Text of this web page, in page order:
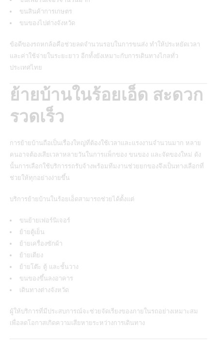
ขนสินค้าการเกษตร
ขนของไปต่างจังหวัด
ข้อดีของรถหกล้อคือช่วยลดจำนวนรอบในการขนส่ง ทำให้ประหยัดเวลา
และค่าใช้จ่ายในระยะยาว อีกทั้งยังเหมาะกับการเดินทางไกลทั่ว
ประเทศไทย
ย้ายบ้านในร้อยเอ็ด สะดวก
รวดเร็ว
การย้ายบ้านถือเป็นเรื่องใหญ่ที่ต้องใช้เวลาและแรงงานจำนวนมาก หลาย
คนอาจต้องเสียเวลาหลายวันในการแพ็กของ ขนของ และจัดของใหม่ ดัง
นั้นการเลือกใช้บริการรถรับจ้างพร้อมทีมงานช่วยยกของจึงเป็นทางเลือกที่
ช่วยให้ทุกอย่างง่ายขึ้น
บริการย้ายบ้านในร้อยเอ็ดสามารถช่วยได้ตั้งแต่
ขนย้ายเฟอร์นิเจอร์
ย้ายตู้เย็น
ย้ายเครื่องซักผ้า
ย้ายเตียง
ย้ายโต๊ะ ตู้ และชั้นวาง
ขนของขึ้นลงอาคาร
เดินทางต่างจังหวัด
ผู้ให้บริการที่มีประสบการณ์จะช่วยจัดเรียงของภายในรถอย่างเหมาะสม
เพื่อลดโอกาสเกิดความเสียหายระหว่างการเดินทาง